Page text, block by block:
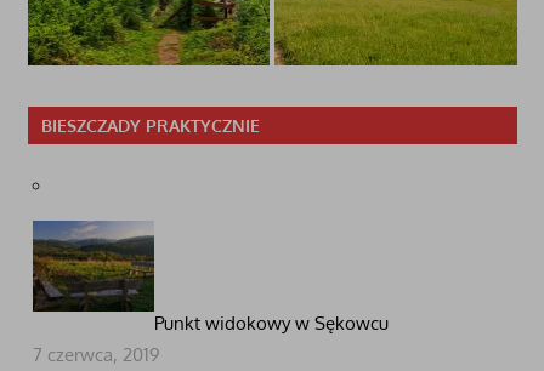
BIESZCZADY PRAKTYCZNIE
Punkt widokowy w Sękowcu
7 czerwca, 2019